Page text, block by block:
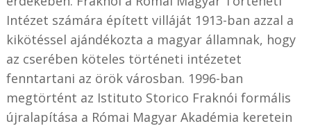
Intézet számára épített villáját 1913-ban azzal a
kikötéssel ajándékozta a magyar államnak, hogy
az cserében köteles történeti intézetet
fenntartani az örök városban. 1996-ban
megtörtént az Istituto Storico Fraknói formális
újralapítása a Római Magyar Akadémia keretein